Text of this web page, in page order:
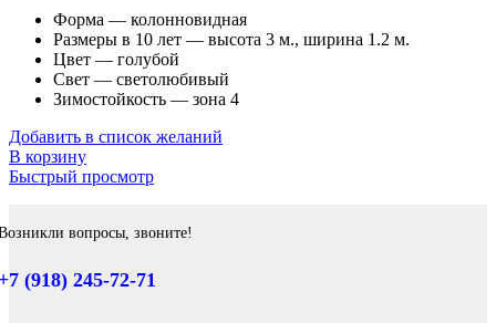
Форма — колонновидная
Размеры в 10 лет — высота 3 м., ширина 1.2 м.
Цвет — голубой
Свет — светолюбивый
Зимостойкость — зона 4
Добавить в список желаний
В корзину
Быстрый просмотр
вопросы, звоните!
(918) 245-72-71